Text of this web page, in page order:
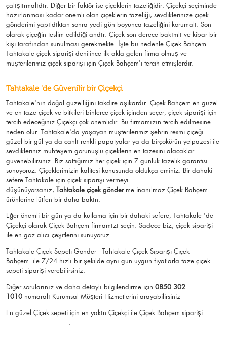
çalıştırmalıdır. Diğer bir faktör ise çiçeklerin tazeliğidir. Çiçekçi seçiminde
hazırlanması kadar önemli olan çiçeklerin tazeliği, sevdiklerinize çiçek
gönderimi yapıldıktan sonra yedi gün boyunca tazeliğini korumalı. Son
olarak çiçeğin teslim edildiği andır. Çiçek son derece bakımlı ve kibar bir
kişi tarafından sunulması gerekmekte. İşte bu nedenle Çiçek Bahçem
Tahtakale çiçek siparişi denilince ilk akla gelen firma olmuş ve
müşterilerimiz çiçek siparişi için Çiçek Bahçem'i tercih etmişlerdir.
Tahtakale 'de Güvenilir bir Çiçekçi
Tahtakale'nın doğal güzelliğini takdire aşikardır. Çiçek Bahçem en güzel
ve en taze çiçek ve bitkileri binlerce çiçek içinden seçer, çiçek siparişi için
tercih edeceğiniz Çiçekçi çok önemlidir. Bu firmamızın tercih edilmesine
neden olur. Tahtakale'da yaşayan müşterilerimiz şehrin resmi çiçeği
güzel bir gül ya da canlı renkli papatyalar ya da birçokürün yelpazesi ile
sevdikleriniz muhteşem görünüşlü çiçeklerin en tazesini alacaklar
güvenebilirsiniz. Biz sattığımız her çiçek için 7 günlük tazelik garantisi
sunuyoruz. Çiçeklerimizin kalitesi konusunda oldukça eminiz. Bir dahaki
sefere Tahtakale için çiçek siparişi vermeyi
düşünüyorsanız, Tahtakale çiçek gönderme inanılmaz Çiçek Bahçem
ürünlerine lütfen bir daha bakın.
Eğer önemli bir gün ya da kutlama için bir dahaki sefere, Tahtakale 'de
Çiçekçi olarak Çiçek Bahçem firmamızı seçin. Sadece biz, çiçek siparişi
ile en göz alıcı çeşitlerini sunuyoruz.
Tahtakale Çiçek Sepeti Gönder - Tahtakale Çiçek Siparişi Çiçek
Bahçem ile 7/24 hızlı bir şekilde aynı gün uygun fiyatlarla taze çiçek
sepeti siparişi verebilirsiniz.
Diğer sorularınız ve daha detaylı bilgilendirme için 0850 302
1010 numaralı Kurumsal Müşteri Hizmetlerini arayabilirsiniz
En güzel Çiçek sepeti için en yakın Çiçekçi ile Çiçek Bahçem siparişi.
.